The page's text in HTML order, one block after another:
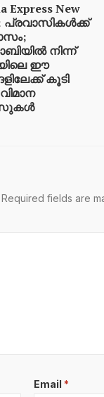
Express New
പ്രവാസികൾക്ക്
നിന്ന്
ഈ
കൂടി
Required fields are
Email *